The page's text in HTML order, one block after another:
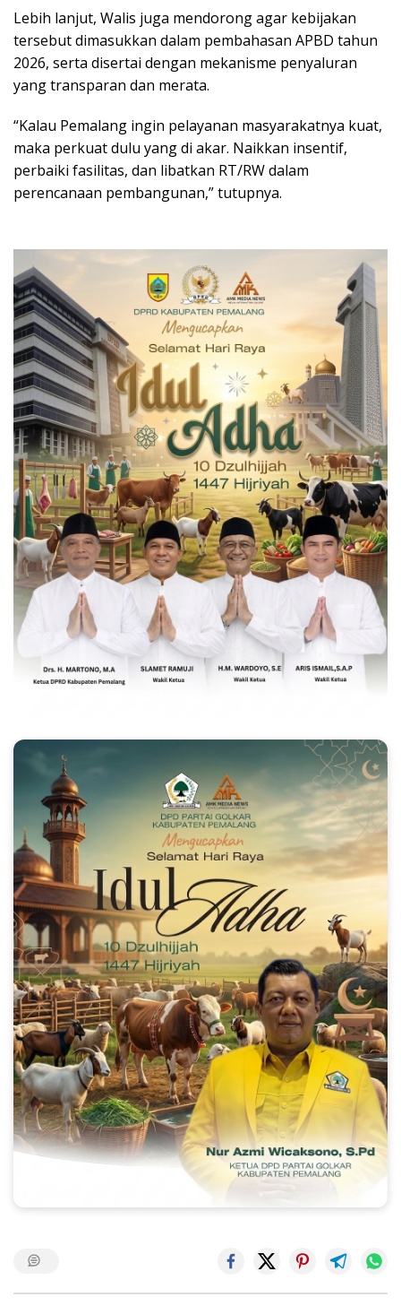
Lebih lanjut, Walis juga mendorong agar kebijakan
tersebut dimasukkan dalam pembahasan APBD tahun
2026, serta disertai dengan mekanisme penyaluran
yang transparan dan merata.
“Kalau Pemalang ingin pelayanan masyarakatnya kuat,
maka perkuat dulu yang di akar. Naikkan insentif,
perbaiki fasilitas, dan libatkan RT/RW dalam
perencanaan pembangunan,” tutupnya.